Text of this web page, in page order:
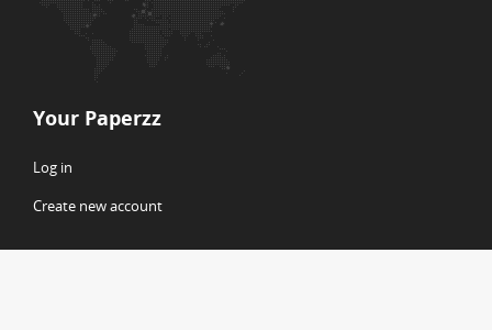
Your Paperzz
Log in
Create new account